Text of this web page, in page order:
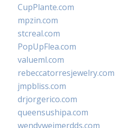
CupPlante.com
mpzin.com
stcreal.com
PopUpFlea.com
valueml.com
rebeccatorresjewelry.com
jmpbliss.com
drjorgerico.com
queensushipa.com
wendyweimerdds.com